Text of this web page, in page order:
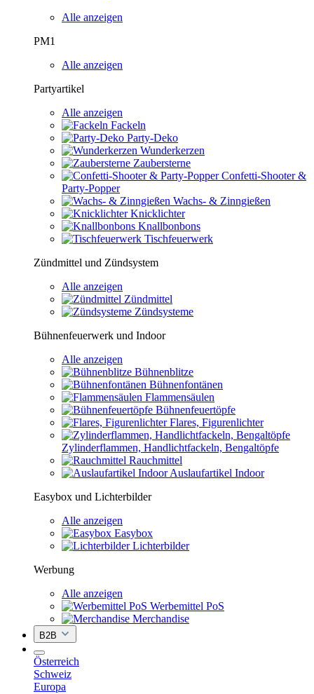
Alle anzeigen
PM1
Alle anzeigen
Partyartikel
Alle anzeigen
Fackeln
Party-Deko
Wunderkerzen
Zaubersterne
Confetti-Shooter &
Party-Popper
Wachs- & Zinngießen
Knicklichter
Knallbonbons
Tischfeuerwerk
Zündmittel und Zündsystem
Alle anzeigen
Zündmittel
Zündsysteme
Bühnenfeuerwerk und Indoor
Alle anzeigen
Bühnenblitze
Bühnenfontänen
Flammensäulen
Bühnenfeuertöpfe
Flares, Figurenlichter
Zylinderflammen, Handlichtfackeln, Bengaltöpfe
Rauchmittel
Auslaufartikel Indoor
Easybox und Lichterbilder
Alle anzeigen
Easybox
Lichterbilder
Werbung
Alle anzeigen
Werbemittel PoS
Merchandise
B2B
Österreich
Schweiz
Europa